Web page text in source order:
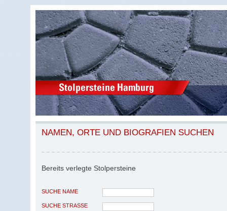
NAMEN, ORTE UND BIOGRAFIEN SUCHEN
Bereits verlegte Stolpersteine
SUCHE NAME
SUCHE STRASSE